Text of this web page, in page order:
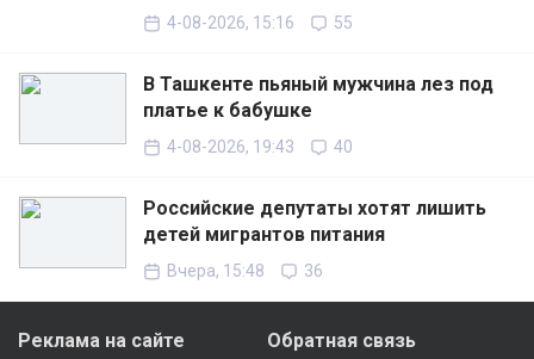
4-08-2026, 15:16 55
В Ташкенте пьяный мужчина лез под
платье к бабушке
4-08-2026, 19:43 40
Российские депутаты хотят лишить
детей мигрантов питания
Вчера, 15:48 36
Реклама на сайте Обратная связь